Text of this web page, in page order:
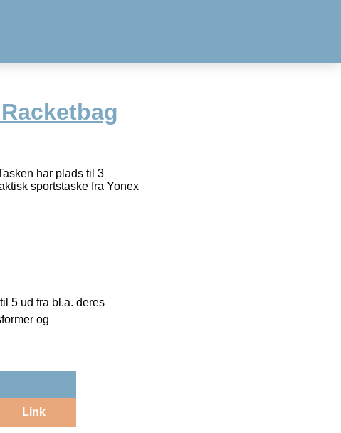
har plads til 3
sportstaske fra Yonex
5 ud fra bl.a. deres
og
Link